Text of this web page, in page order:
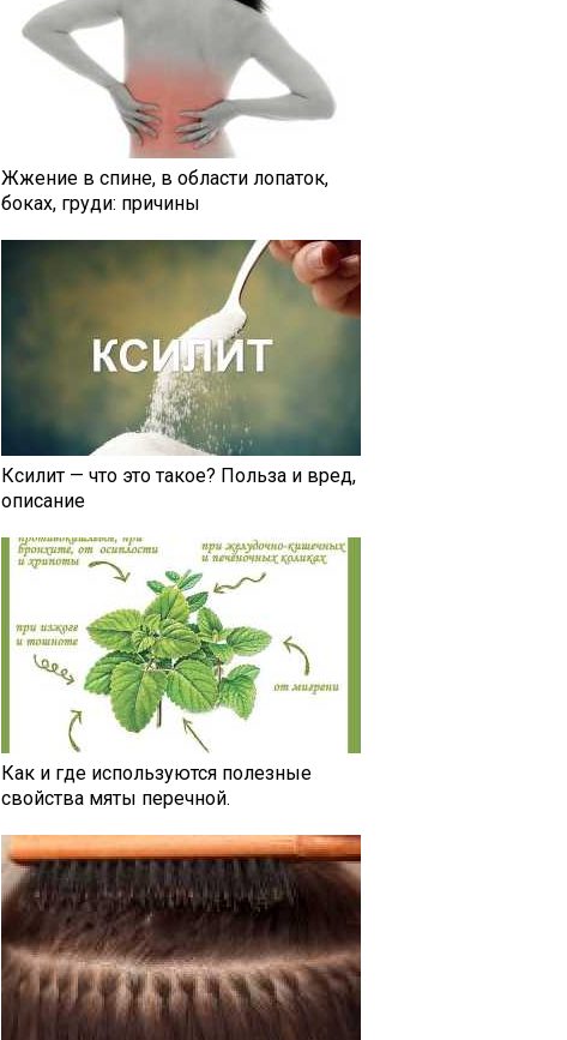
Жжение в спине, в области лопаток,
боках, груди: причины
Ксилит — что это такое? Польза и вред,
описание
Как и где используются полезные
свойства мяты перечной.